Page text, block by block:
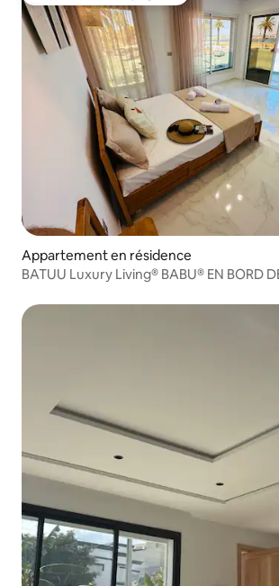
Appartement en résidence
BATUU Luxury Living® BABU® EN BORD